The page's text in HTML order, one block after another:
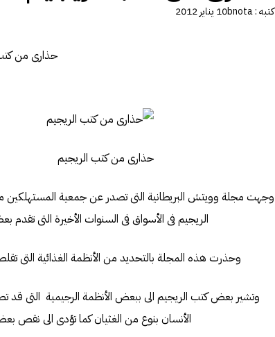
كتبه :bnota10 يناير 2012
حذارى من كتب الريجيم
وجهت مجلة وويتش البريطانية التى تصدر عن جمعية المستهلكين
الريجيم فى الأسواق فى السنوات الأخيرة التى تقدم
وحذرت هذه المجلة بالتحديد من الأنظمة الغذائية التى
وتشير بعض كتب الريجيم الى ببعض الأنظمة الرجيمية التى
الأنسان بنوع من الغثيان كما تؤدى الى نقص